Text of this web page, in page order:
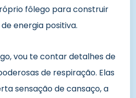
fôlego para construir
energia positiva.
vou te contar detalhes de
de respiração. Elas
sensação de cansaço, a